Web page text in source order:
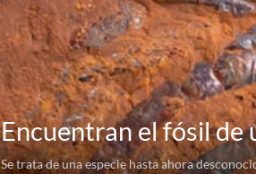
Encuentran el fósil de
Se trata de una especie hasta ahora